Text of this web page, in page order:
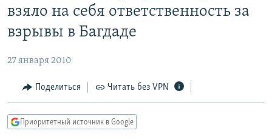
основному
Вернутся
Вернутся
АВТОРСКИЕ ПРОЕКТЫ
МНЕНИЯ
КУЛЬТУРА
КАВКАЗ.РЕАЛИИ
взяло на себя ответственность за
взрывы в Багдаде
27 января 2010
Поделиться Читать без VPN
Приоритетный источник в Google